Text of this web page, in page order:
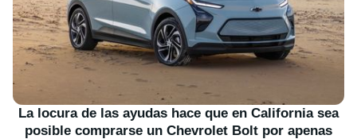
La locura de las ayudas hace que en California sea
posible comprarse un Chevrolet Bolt por apenas